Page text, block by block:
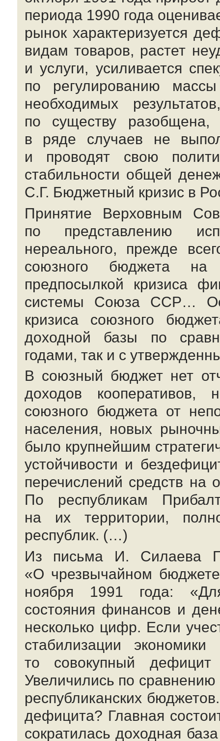
периода 1990 года
рынок характеризуется
видам товаров, растет
и услуги, усиливается
по регулированию
необходимых
по существу разобщена,
в ряде случаев не
и проводят свою
стабильности общей
С.Г. Бюджетный кризис в
Принятие Верховным
по представлению
нереального, прежде
союзного бюджета
предпосылкой кризиса
системы Союза ССР…
кризиса союзного
доходной базы по
годами, так и с
В союзный бюджет нет
доходов кооперативов,
союзного бюджета от
населения, новых
было крупнейшим
устойчивости и
перечислений средств на
По республикам
на их территории,
республик. (…)
Из письма И. Силаева
«О чрезвычайном
ноября 1991 года:
состояния финансов и
несколько цифр. Если
стабилизации
то совокупный
Увеличились по
республиканских
дефицита? Главная
сократилась доходная